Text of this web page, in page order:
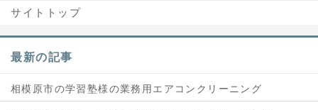
サイトトップ
最新の記事
相模原市の学習塾様の業務用エアコンクリーニング